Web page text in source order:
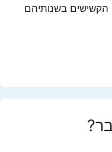
הקשישים בשנותיהם